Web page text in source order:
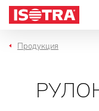
Перейти к содержанию
Продукция